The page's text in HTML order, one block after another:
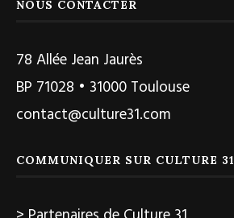
NOUS CONTACTER
78 Allée Jean Jaurès
BP 71028 • 31000 Toulouse
contact@culture31.com
COMMUNIQUER SUR CULTURE 31